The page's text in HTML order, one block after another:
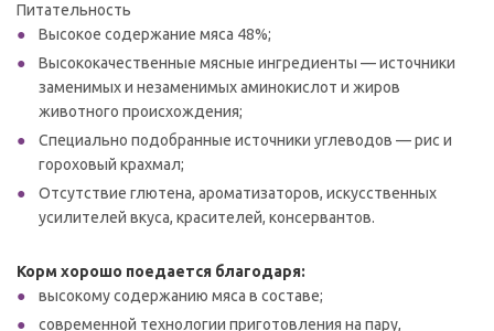
Питательность
Высокое содержание мяса 48%;
Высококачественные мясные ингредиенты — источники
заменимых и незаменимых аминокислот и жиров
животного происхождения;
Специально подобранные источники углеводов — рис и
гороховый крахмал;
Отсутствие глютена, ароматизаторов, искусственных
усилителей вкуса, красителей, консервантов.
Корм хорошо поедается благодаря:
высокому содержанию мяса в составе;
современной технологии приготовления на пару,